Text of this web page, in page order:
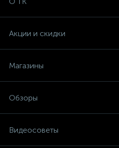
Акции и скидки
Магазины
Обзоры
Видеосоветы